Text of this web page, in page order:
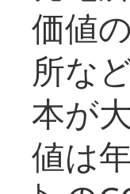
価値
所な
本が
値は